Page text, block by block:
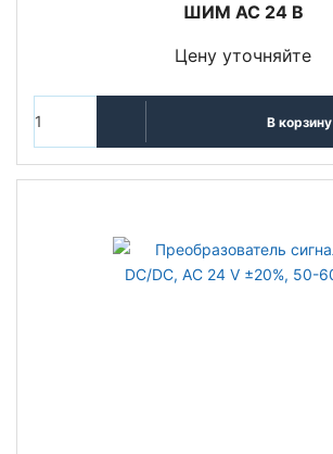
ШИМ AC 24 В
Цену уточняйте
В корзину